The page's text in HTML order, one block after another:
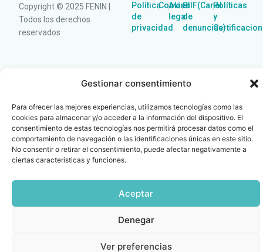
Gestionar consentimiento
Para ofrecer las mejores experiencias, utilizamos tecnologías como las
cookies para almacenar y/o acceder a la información del dispositivo. El
consentimiento de estas tecnologías nos permitirá procesar datos como el
comportamiento de navegación o las identificaciones únicas en este sitio.
No consentir o retirar el consentimiento, puede afectar negativamente a
ciertas características y funciones.
Aceptar
Denegar
Ver preferencias
Copyright © 2025 FENIN |
Todos los derechos
reservados
Política
de
privacidad
|Cookies
|Aviso
legal
|SIIF(Canal
de
denuncias)
|Políticas
y